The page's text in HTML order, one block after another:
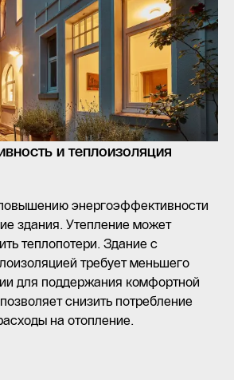
и теплоизоляция
энергоэффективности
здания. Утепление может
теплопотери. Здание с
требует меньшего
для поддержания комфортной
снизить потребление
на отопление.